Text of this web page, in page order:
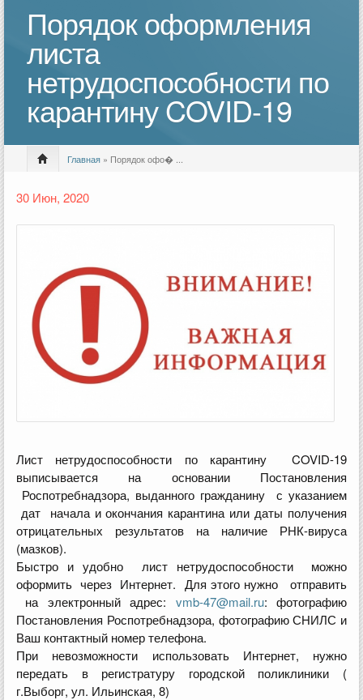
Порядок оформления
листа
нетрудоспособности по
карантину COVID-19
Главная » Порядок офо� ...
30 Июн, 2020
Лист нетрудоспособности по карантину COVID-19
выписывается на основании Постановления
Роспотребнадзора, выданного гражданину с указанием
дат начала и окончания карантина или даты получения
отрицательных результатов на наличие РНК-вируса
(мазков).
Быстро и удобно лист нетрудоспособности можно
оформить через Интернет. Для этого нужно отправить
на электронный адрес: vmb-47@mail.ru: фотографию
Постановления Роспотребнадзора, фотографию СНИЛС и
Ваш контактный номер телефона.
При невозможности использовать Интернет, нужно
передать в регистратуру городской поликлиники (
г.Выборг, ул. Ильинская, 8)